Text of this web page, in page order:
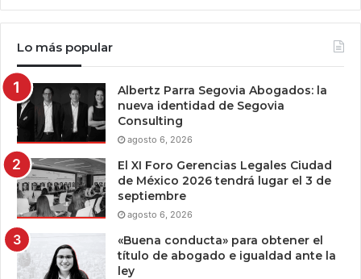
Lo más popular
Albertz Parra Segovia Abogados: la
nueva identidad de Segovia
Consulting
agosto 6, 2026
El XI Foro Gerencias Legales Ciudad
de México 2026 tendrá lugar el 3 de
septiembre
agosto 6, 2026
«Buena conducta» para obtener el
título de abogado e igualdad ante la
ley